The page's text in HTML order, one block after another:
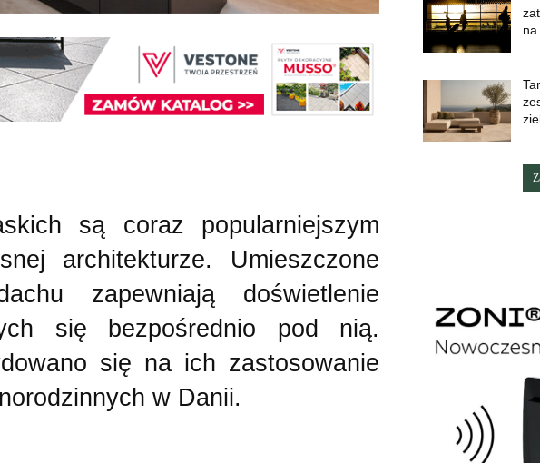
są coraz popularniejszym
architekturze. Umieszczone
zapewniają doświetlenie
się bezpośrednio pod nią.
się na ich zastosowanie
w Danii.